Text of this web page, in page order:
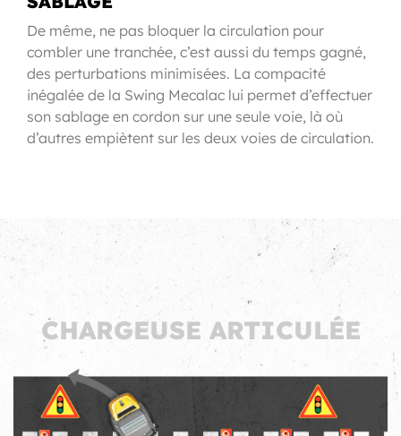
De même, ne pas bloquer la circulation pour
combler une tranchée, c’est aussi du temps gagné,
des perturbations minimisées. La compacité
inégalée de la Swing Mecalac lui permet d’effectuer
son sablage en cordon sur une seule voie, là où
d’autres empiètent sur les deux voies de circulation.
CHARGEUSE ARTICULÉE